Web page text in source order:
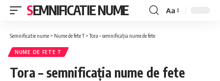
SEMNIFICATIE NUME
Font
Aa
Semnificatie nume > Nume de fete T>Tora – semnificația nume de fete
NUME DE FETE T
Tora – semnificația nume de fete